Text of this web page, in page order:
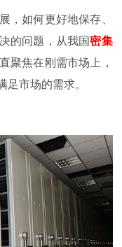
，如何更好地保存、
的问题，从我国密集
聚焦在刚需市场上，
足市场的需求。